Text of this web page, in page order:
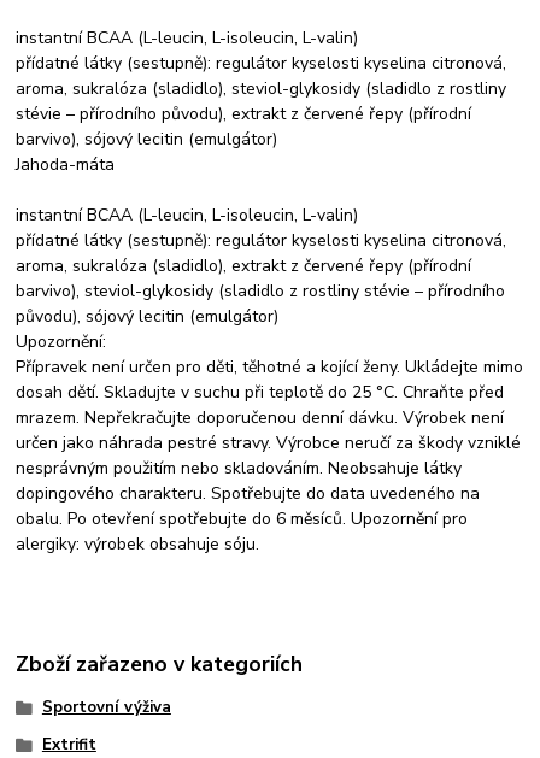
instantní BCAA (L-leucin, L-isoleucin, L-valin)
přídatné látky (sestupně): regulátor kyselosti kyselina citronová,
aroma, sukralóza (sladidlo), steviol-glykosidy (sladidlo z rostliny
stévie – přírodního původu), extrakt z červené řepy (přírodní
barvivo), sójový lecitin (emulgátor)
Jahoda-máta
instantní BCAA (L-leucin, L-isoleucin, L-valin)
přídatné látky (sestupně): regulátor kyselosti kyselina citronová,
aroma, sukralóza (sladidlo), extrakt z červené řepy (přírodní
barvivo), steviol-glykosidy (sladidlo z rostliny stévie – přírodního
původu), sójový lecitin (emulgátor)
Upozornění:
Přípravek není určen pro děti, těhotné a kojící ženy. Ukládejte mimo
dosah dětí. Skladujte v suchu při teplotě do 25 °C. Chraňte před
mrazem. Nepřekračujte doporučenou denní dávku. Výrobek není
určen jako náhrada pestré stravy. Výrobce neručí za škody vzniklé
nesprávným použitím nebo skladováním. Neobsahuje látky
dopingového charakteru. Spotřebujte do data uvedeného na
obalu. Po otevření spotřebujte do 6 měsíců. Upozornění pro
alergiky: výrobek obsahuje sóju.
Zboží zařazeno v kategoriích
Sportovní výživa
Extrifit